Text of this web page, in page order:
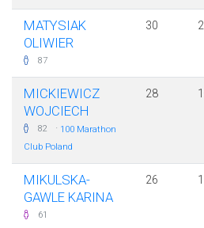
MATYSIAK
OLIWIER
87
30
MICKIEWICZ
WOJCIECH
82 · 100 Marathon
Club Poland
28
MIKULSKA-
GAWLE KARINA
61
26